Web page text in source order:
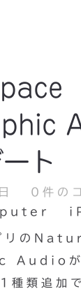
ト
0件の
リの
が
種類追加